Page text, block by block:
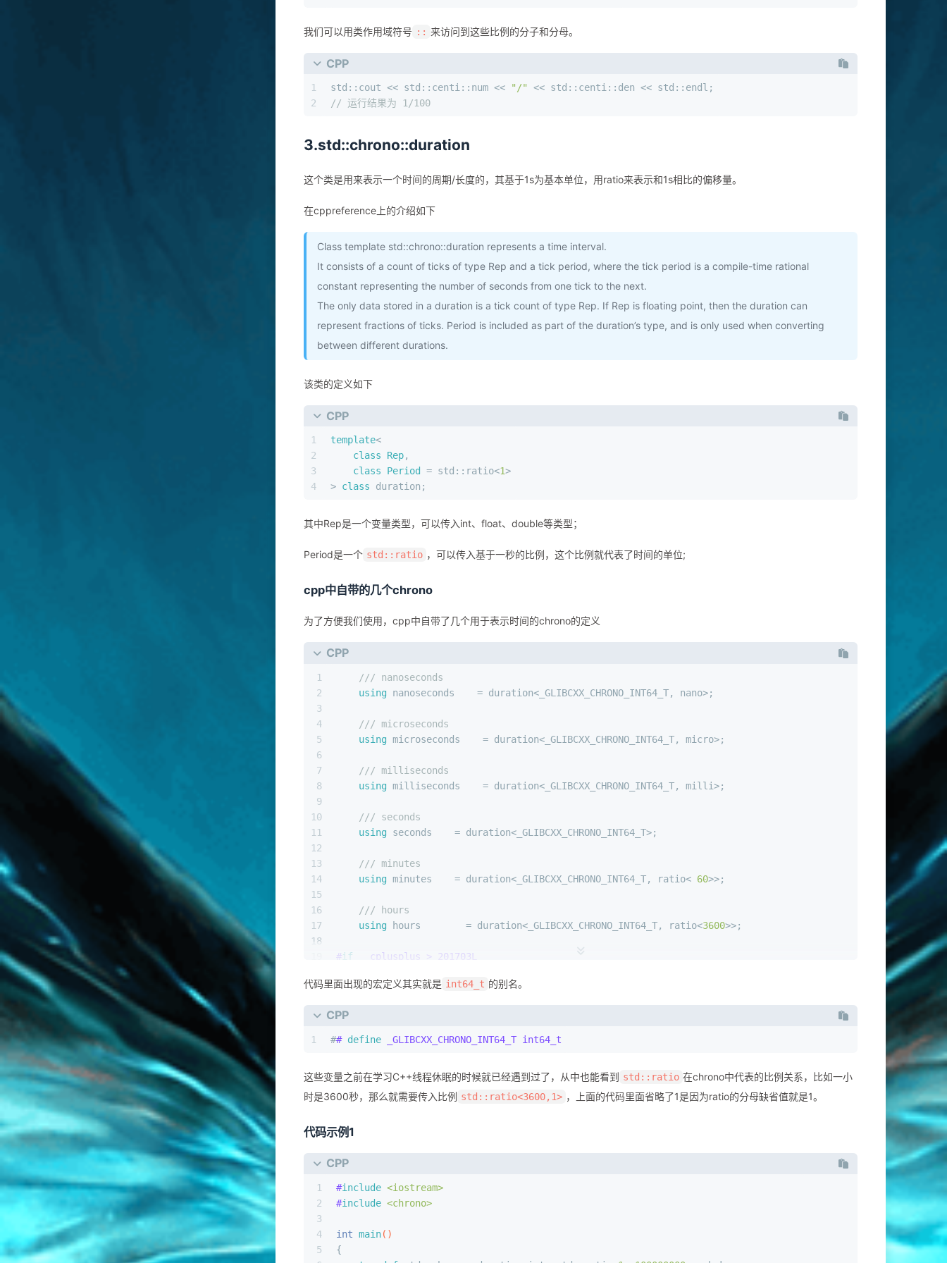
我们可以用类作用域符号 :: 来访问到这些比例的分子和分母。
CPP
1
2
std::cout << std::centi::num << "/"
<< std::centi::den << std::endl;
// 运行结果为 1/100
3.std::chrono::duration
这个类是用来表示一个时间的周期/长度的，其基于1s为基本单位，用ratio来表示和1s相比的偏移量。
在cppreference上的介绍如下
Class template std::chrono::duration represents a time interval.
It consists of a count of ticks of type Rep and a tick period, where the tick period is a compile-time rational
constant representing the number of seconds from one tick to the next.
The only data stored in a duration is a tick count of type Rep. If Rep is floating point, then the duration can
represent fractions of ticks. Period is included as part of the duration’s type, and is only used when converting
between different durations.
该类的定义如下
CPP
1
2
3
4
template<
class
Rep,
class
Period = std::ratio<1>
> class duration;
其中Rep是一个变量类型，可以传入int、float、double等类型；
Period是一个 std::ratio ，可以传入基于一秒的比例，这个比例就代表了时间的单位;
cpp中自带的几个chrono
为了方便我们使用，cpp中自带了几个用于表示时间的chrono的定义
CPP
1
2
3
4
5
6
7
8
9
10
11
12
13
14
15
16
17
18
21
22
23
24
27
28
30
/// nanoseconds
using nanoseconds    = duration<_GLIBCXX_CHRONO_INT64_T, nano>;
/// microseconds
using microseconds    = duration<_GLIBCXX_CHRONO_INT64_T, micro>;
/// milliseconds
using milliseconds    = duration<_GLIBCXX_CHRONO_INT64_T, milli>;
/// seconds
using seconds    = duration<_GLIBCXX_CHRONO_INT64_T>;
/// minutes
using minutes    = duration<_GLIBCXX_CHRONO_INT64_T, ratio< 60>>;
/// hours
using hours        = duration<_GLIBCXX_CHRONO_INT64_T, ratio<3600>>;
#if __cplusplus > 201703L
using days        = duration<_GLIBCXX_CHRONO_INT64_T, ratio<
using
weeks        = duration<_GLIBCXX_CHRONO_INT64_T, ratio<
using years        = duration<_GLIBCXX_CHRONO_INT64_T, ratio<31556952>>;
代码里面出现的宏定义其实就是 int64_t 的别名。
CPP
1 ## define _GLIBCXX_CHRONO_INT64_T int64_t
这些变量之前在学习C++线程休眠的时候就已经遇到过了，从中也能看到 std::ratio 在chrono中代表的比例关系，比如一小
时是3600秒，那么就需要传入比例 std::ratio<3600,1> ，上面的代码里面省略了1是因为ratio的分母缺省值就是1。
代码示例1
CPP
1
2
3
4
5
#include <iostream>
#include <chrono>
int main()
{